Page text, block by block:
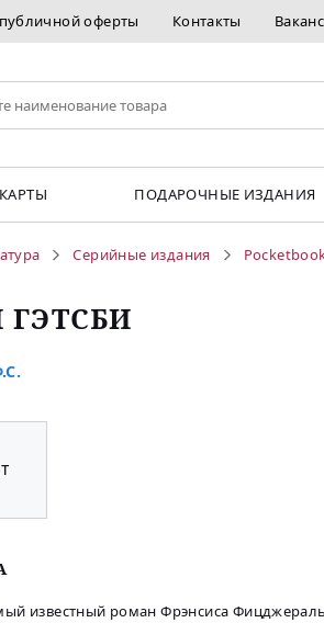
оферты Контакты
ПОДАРОЧНЫЕ ИЗДАНИЯ
Серийные издания
известный роман Фрэнсиса